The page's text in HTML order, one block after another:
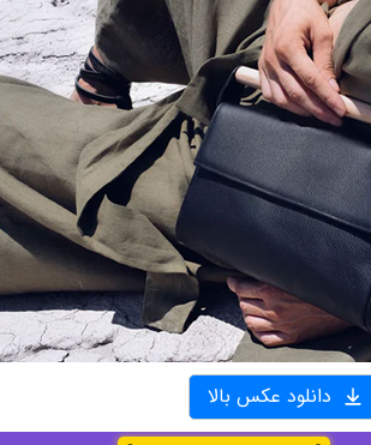
دانلود عکس بالا